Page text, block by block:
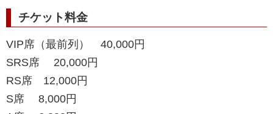
チケット料金
VIP席（最前列） 40,000円
SRS席 20,000円
RS席 12,000円
S席 8,000円